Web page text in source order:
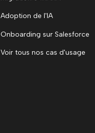
Adoption de l'IA
Onboarding sur Salesforce
Voir tous nos cas d'usage